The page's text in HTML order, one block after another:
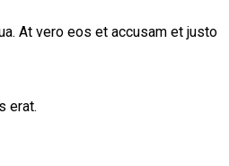
At vero eos et accusam et justo
erat.